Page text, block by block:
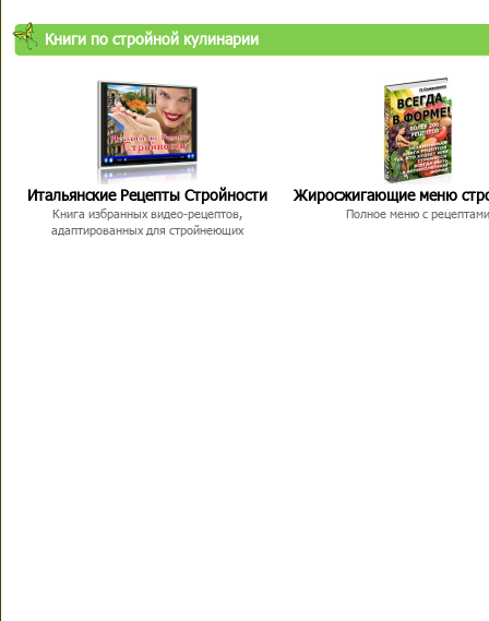
Книги по стройной кулинарии
Итальянские Рецепты Стройности
Книга избранных видео-рецептов,
адаптированных для стройнеющих
Жиросжигающие меню
Полное меню с рецептами